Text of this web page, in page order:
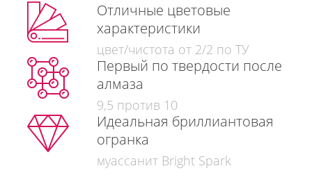
Отличные цветовые
характеристики
цвет/чистота от 2/2 по ТУ
Первый по твердости после
алмаза
9,5 против 10
Идеальная бриллиантовая
огранка
муассанит Bright Spark